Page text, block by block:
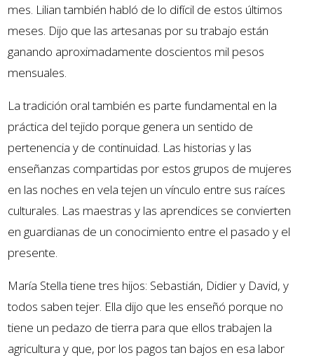
mes. Lilian también habló de lo difícil de estos últimos
meses. Dijo que las artesanas por su trabajo están
ganando aproximadamente doscientos mil pesos
mensuales.
La tradición oral también es parte fundamental en la
práctica del tejido porque genera un sentido de
pertenencia y de continuidad. Las historias y las
enseñanzas compartidas por estos grupos de mujeres
en las noches en vela tejen un vínculo entre sus raíces
culturales. Las maestras y las aprendices se convierten
en guardianas de un conocimiento entre el pasado y el
presente.
María Stella tiene tres hijos: Sebastián, Didier y David, y
todos saben tejer. Ella dijo que les enseñó porque no
tiene un pedazo de tierra para que ellos trabajen la
agricultura y que, por los pagos tan bajos en esa labor